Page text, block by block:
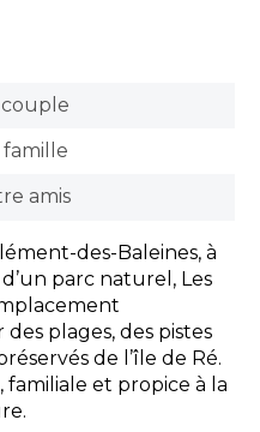
amis
des-Baleines, à
parc naturel, Les
plages, des pistes
de l’île de Ré.
familiale et propice à la